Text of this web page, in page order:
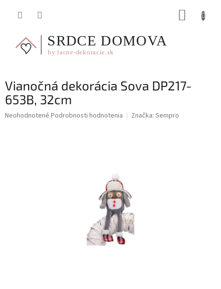
Vianočná dekorácia Sova DP217-
653B, 32cm
Priemerné
Neohodnotené Podrobnosti hodnotenia Značka: Sempro